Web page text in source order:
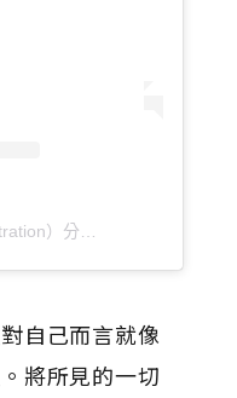
自己而言就像
將所見的一切